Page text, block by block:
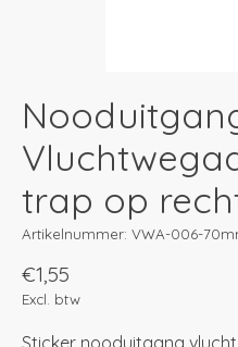
trap op
Artikelnummer: VWA-006-
€1,55
Excl. btw
Sticker nooduitgang